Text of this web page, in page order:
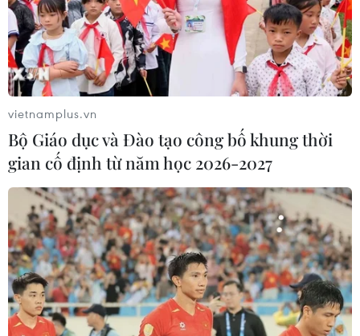
vietnamplus.vn
Bộ Giáo dục và Đào tạo công bố khung thời
gian cố định từ năm học 2026-2027